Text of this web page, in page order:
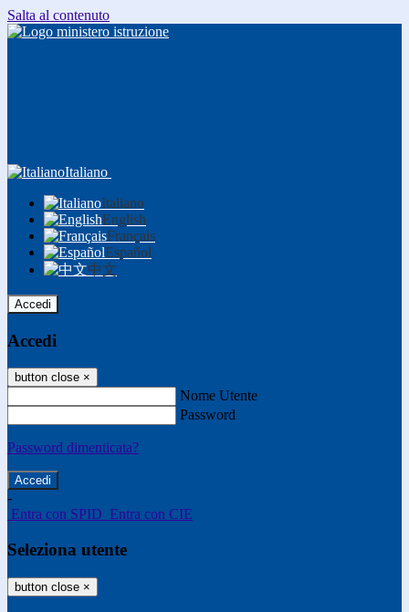
Salta al contenuto
Italiano
Italiano
English
Français
Español
中文
Accedi
Accedi
button close ×
Nome Utente
Password
Password dimenticata?
-
Entra con SPID Entra con CIE
Seleziona utente
button close ×